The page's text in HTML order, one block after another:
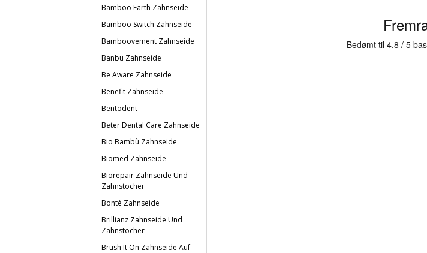
Bamboo Earth Zahnseide
Bamboo Switch Zahnseide
Bamboovement Zahnseide
Banbu Zahnseide
Be Aware Zahnseide
Benefit Zahnseide
Bentodent
Beter Dental Care Zahnseide
Bio Bambù Zahnseide
Biomed Zahnseide
Biorepair Zahnseide Und
Zahnstocher
Bonté Zahnseide
Brillianz Zahnseide Und
Zahnstocher
Brush It On Zahnseide Auf